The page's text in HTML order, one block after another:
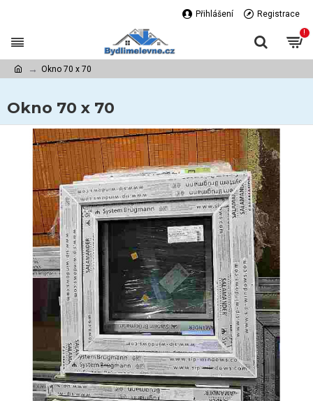
Přihlášení Registrace
!
Okno 70 x 70
Okno 70 x 70